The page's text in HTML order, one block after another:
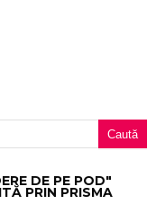
DE PE POD"
PRIN PRISMA